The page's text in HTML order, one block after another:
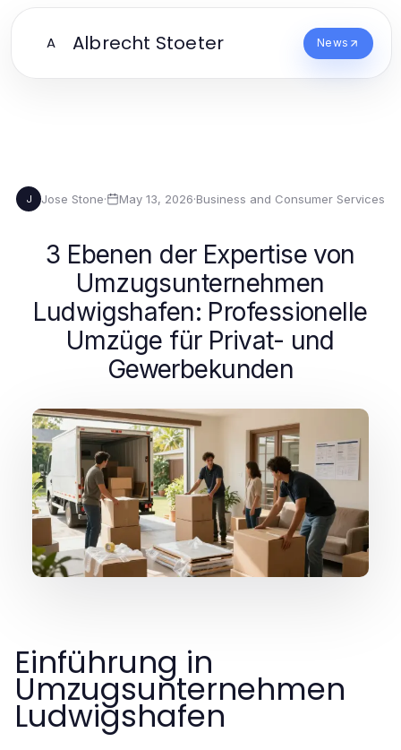
A Albrecht Stoeter News
J Jose Stone· May 13, 2026·Business and Consumer Services
3 Ebenen der Expertise von
Umzugsunternehmen
Ludwigshafen: Professionelle
Umzüge für Privat- und
Gewerbekunden
Einführung in
Umzugsunternehmen
Ludwigshafen